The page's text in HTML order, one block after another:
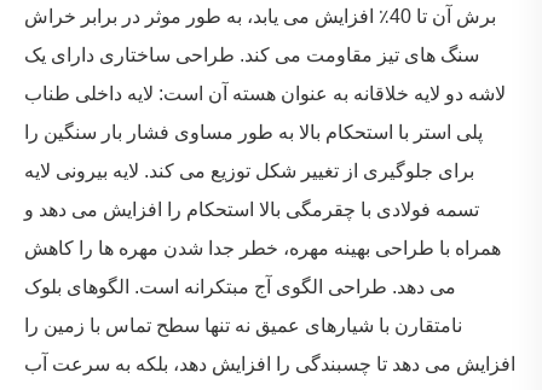
برش آن تا 40٪ افزایش می یابد، به طور موثر در برابر خراش
سنگ های تیز مقاومت می کند. طراحی ساختاری دارای یک
لاشه دو لایه خلاقانه به عنوان هسته آن است: لایه داخلی طناب
پلی استر با استحکام بالا به طور مساوی فشار بار سنگین را
برای جلوگیری از تغییر شکل توزیع می کند. لایه بیرونی لایه
تسمه فولادی با چقرمگی بالا استحکام را افزایش می دهد و
همراه با طراحی بهینه مهره، خطر جدا شدن مهره ها را کاهش
می دهد. طراحی الگوی آج مبتکرانه است. الگوهای بلوک
نامتقارن با شیارهای عمیق نه تنها سطح تماس با زمین را
افزایش می دهد تا چسبندگی را افزایش دهد، بلکه به سرعت آب